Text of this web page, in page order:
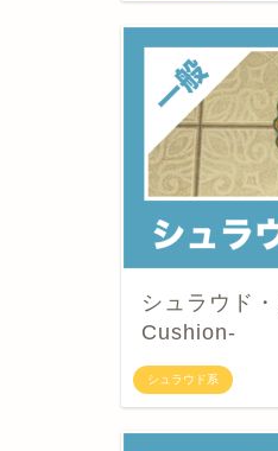
シュラウド系
シュラウド
Cushion-